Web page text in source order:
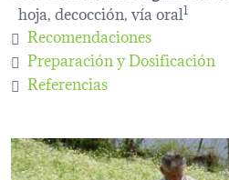
hoja, decocción, vía oral1
Recomendaciones
Preparación y Dosificación
Referencias